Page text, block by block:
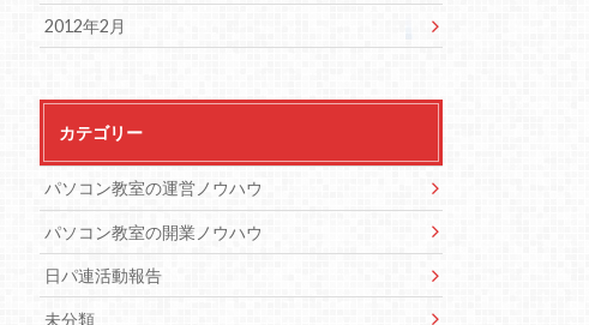
2012年2月
カテゴリー
パソコン教室の運営ノウハウ
パソコン教室の開業ノウハウ
日パ連活動報告
未分類